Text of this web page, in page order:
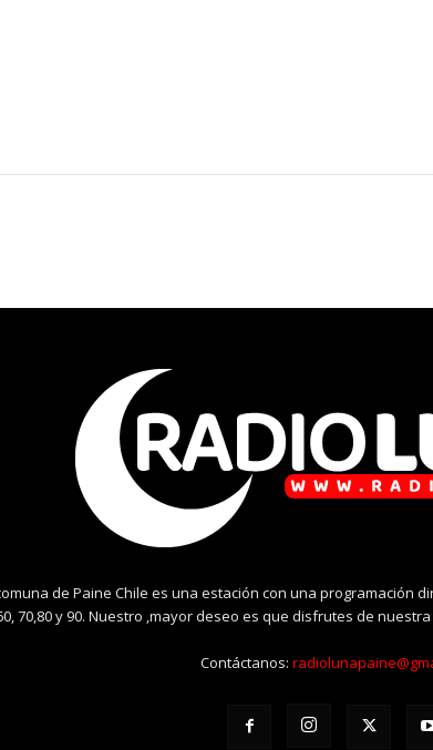
de Paine Chile es una estación con una programación
70,80 y 90. Nuestro ,mayor deseo es que disfrutes de
Contáctanos: